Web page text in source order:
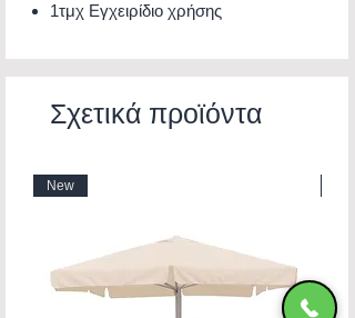
1τμχ Εγχειρίδιο χρήσης
Σχετικά προϊόντα
New